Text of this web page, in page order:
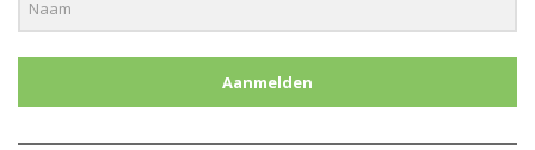
Aanmelden